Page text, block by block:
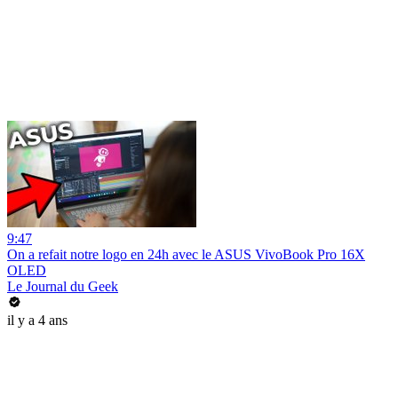
9:47
On a refait notre logo en 24h avec le ASUS VivoBook Pro 16X
OLED
Le Journal du Geek
il y a 4 ans